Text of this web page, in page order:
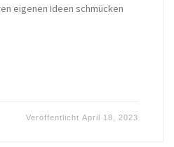
eigenen Ideen schmücken
VeröffentlichtApril 18, 2023